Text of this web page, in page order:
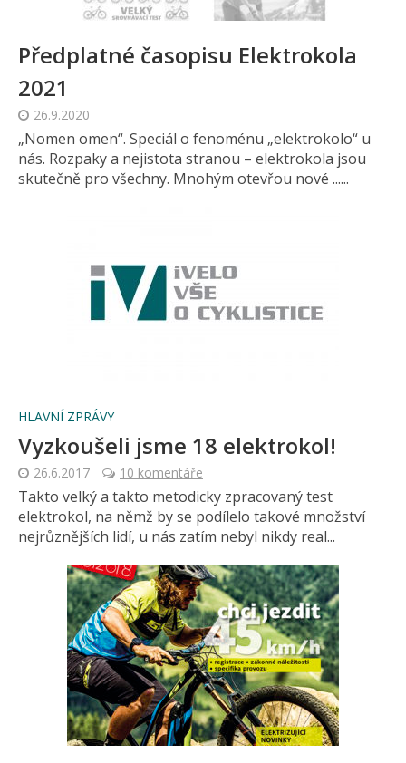
Předplatné časopisu Elektrokola
2021
26.9.2020
„Nomen omen“. Speciál o fenoménu „elektrokolo“ u
nás. Rozpaky a nejistota stranou – elektrokola jsou
skutečně pro všechny. Mnohým otevřou nové ......
HLAVNÍ ZPRÁVY
Vyzkoušeli jsme 18 elektrokol!
26.6.2017 10 komentáře
Takto velký a takto metodicky zpracovaný test
elektrokol, na němž by se podílelo takové množství
nejrůznějších lidí, u nás zatím nebyl nikdy real...